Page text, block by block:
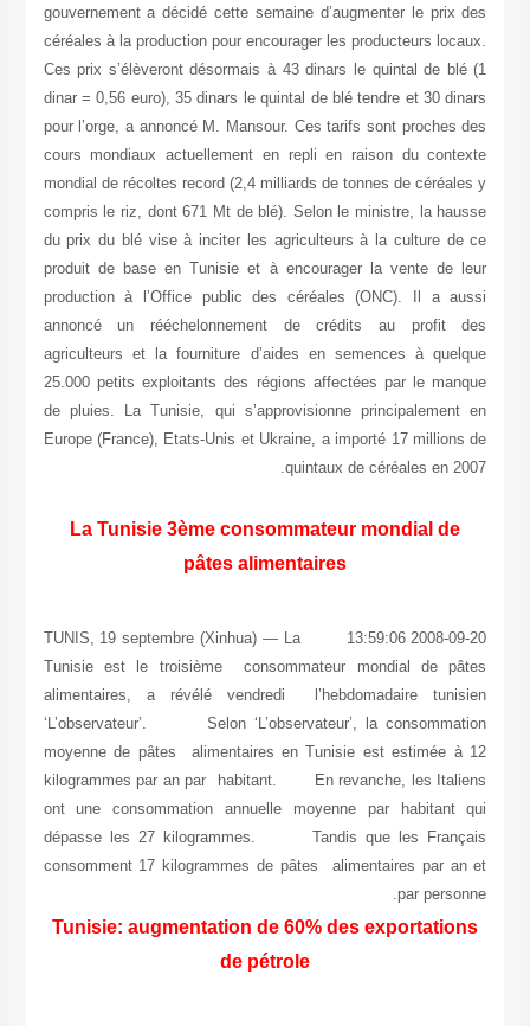
gouvernement a décidé cette semaine d’augmenter le prix des
céréales à la production pour encourager les producteurs locaux.
Ces prix s’élèveront désormais à 43 dinars le quintal de blé (1
dinar = 0,56 euro), 35 dinars le quintal de blé tendre et 30 dinars
pour l’orge, a annoncé M. Mansour. Ces tarifs sont proches des
cours mondiaux actuellement en repli en raison du contexte
mondial de récoltes record (2,4 milliards de tonnes de céréales y
compris le riz, dont 671 Mt de blé). Selon le ministre, la hausse
du prix du blé vise à inciter les agriculteurs à la culture de ce
produit de base en Tunisie et à encourager la vente de leur
production à l’Office public des céréales (ONC). Il a aussi
annoncé un rééchelonnement de crédits au profit des
agriculteurs et la fourniture d’aides en semences à quelque
25.000 petits exploitants des régions affectées par le manque
de pluies. La Tunisie, qui s’approvisionne principalement en
Europe (France), Etats-Unis et Ukraine, a importé 17 millions de
quintaux de céréales en 2007.
La Tunisie 3ème consommateur mondial de
pâtes alimentaires
2008-09-20 13:59:06 TUNIS, 19 septembre (Xinhua) — La
Tunisie est le troisième consommateur mondial de pâtes
alimentaires, a révélé vendredi l’hebdomadaire tunisien
‘L’observateur’. Selon ‘L’observateur’, la consommation
moyenne de pâtes alimentaires en Tunisie est estimée à 12
kilogrammes par an par habitant. En revanche, les Italiens
ont une consommation annuelle moyenne par habitant qui
dépasse les 27 kilogrammes. Tandis que les Français
consomment 17 kilogrammes de pâtes alimentaires par an et
par personne.
Tunisie: augmentation de 60% des exportations
de pétrole